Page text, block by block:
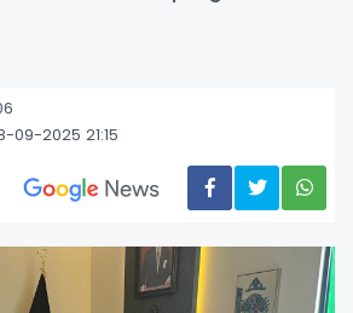
09-2025 21:15